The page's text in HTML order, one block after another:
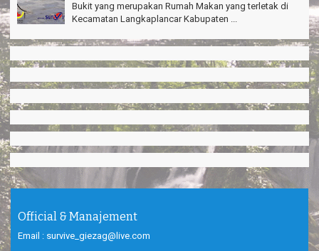
Bukit yang merupakan Rumah Makan yang terletak di
Kecamatan Langkaplancar Kabupaten ...
Official & Manajement
Email : survive_giezag@live.com